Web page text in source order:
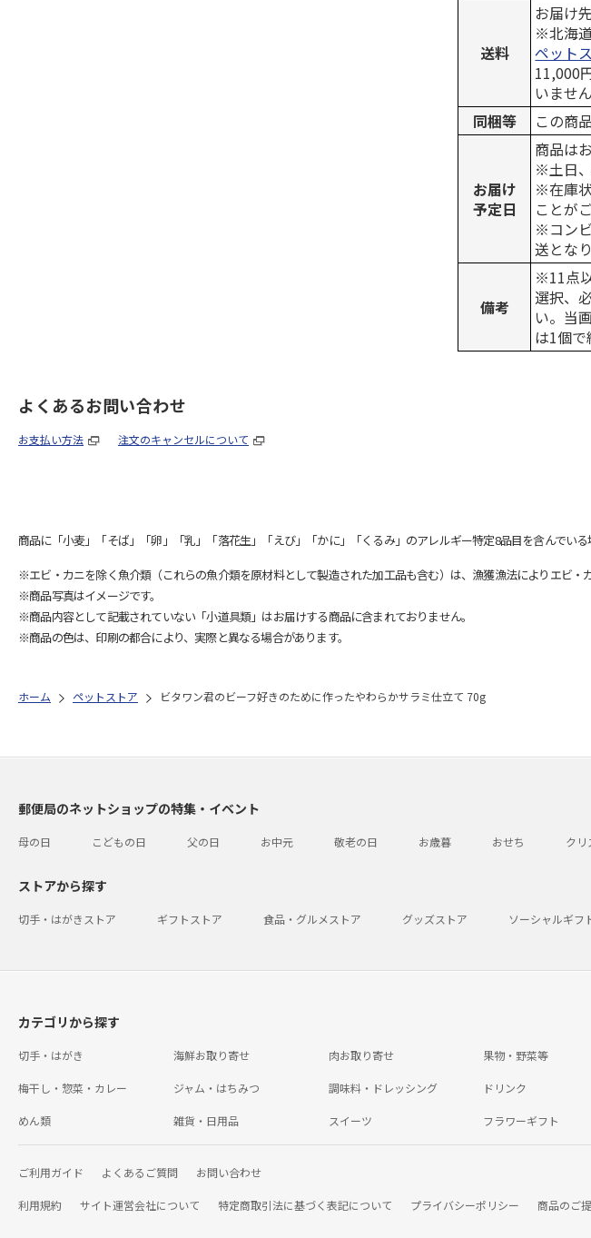
送料
お届け
※北海
ペット
11,000
いませ
同梱等
この商
お届け
予定日
商品は
※土日
※在庫
ことが
※コン
送とな
備考
※11点
選択、
い。当
は1個で
よくあるお問い合わせ
お支払い方法 注文のキャンセルについて
商品に「小麦」「そば」「卵」「乳」「落花生」「えび」「かに」「くるみ」のアレルギー特定8品目を含んでいる
※エビ・カニを除く魚介類（これらの魚介類を原材料として製造された加工品も含む）は、漁獲漁法によりエビ
※商品写真はイメージです。
※商品内容として記載されていない「小道具類」はお届けする商品に含まれておりません。
※商品の色は、印刷の都合により、実際と異なる場合があります。
ホーム ペットストア ビタワン君のビーフ好きのために作ったやわらかサラミ仕立て 70g
郵便局のネットショップの特集・イベント
母の日 こどもの日 父の日 お中元 敬老の日 お歳暮 おせち クリ
ストアから探す
切手・はがきストア ギフトストア 食品・グルメストア グッズストア ソーシャルギフ
カテゴリから探す
切手・はがき 海鮮お取り寄せ 肉お取り寄せ 果物・野菜等
梅干し・惣菜・カレー ジャム・はちみつ 調味料・ドレッシング ドリンク
めん類 雑貨・日用品 スイーツ フラワーギフト
ご利用ガイド よくあるご質問 お問い合わせ
利用規約 サイト運営会社について 特定商取引法に基づく表記について プライバシーポリシー 商品のご